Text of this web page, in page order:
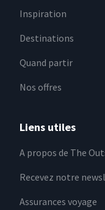
Inspiration
Destinations
Quand partir
Nos offres
Liens utiles
A propos de The
Recevez notre
Assurances voyage